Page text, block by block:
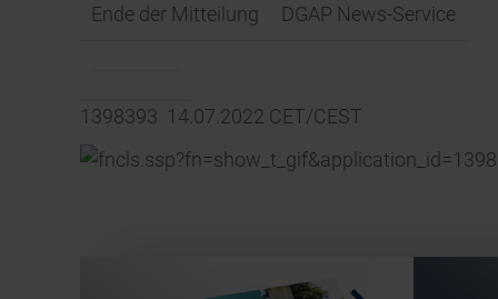
Ende der Mitteilung DGAP News-Service
1398393 14.07.2022 CET/CEST